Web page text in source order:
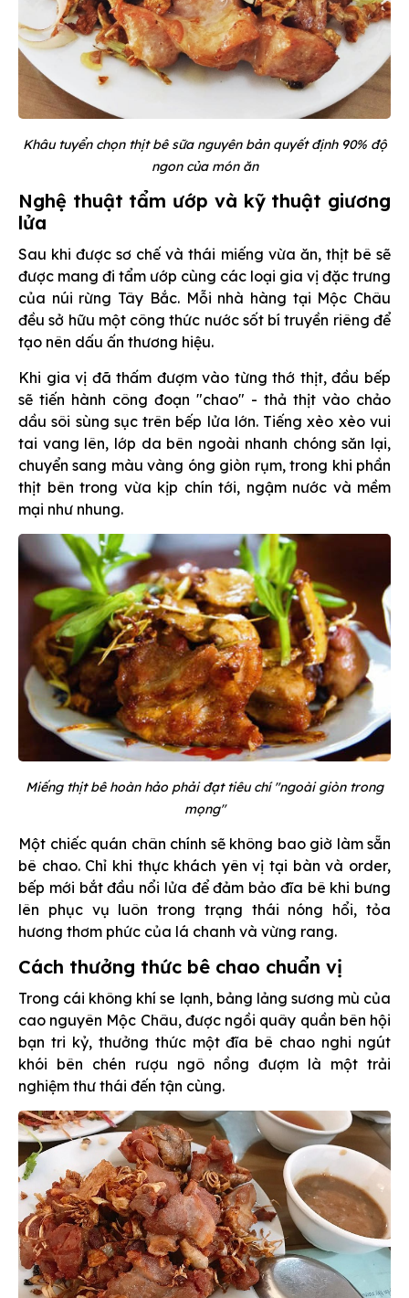
Khâu tuyển chọn thịt bê sữa nguyên bản quyết định 90% độ
ngon của món ăn
Nghệ thuật tẩm ướp và kỹ thuật giương
lửa
Sau khi được sơ chế và thái miếng vừa ăn, thịt bê sẽ
được mang đi tẩm ướp cùng các loại gia vị đặc trưng
của núi rừng Tây Bắc. Mỗi nhà hàng tại Mộc Châu
đều sở hữu một công thức nước sốt bí truyền riêng để
tạo nên dấu ấn thương hiệu.
Khi gia vị đã thấm đượm vào từng thớ thịt, đầu bếp
sẽ tiến hành công đoạn "chao" - thả thịt vào chảo
dầu sôi sùng sục trên bếp lửa lớn. Tiếng xèo xèo vui
tai vang lên, lớp da bên ngoài nhanh chóng săn lại,
chuyển sang màu vàng óng giòn rụm, trong khi phần
thịt bên trong vừa kịp chín tới, ngậm nước và mềm
mại như nhung.
Miếng thịt bê hoàn hảo phải đạt tiêu chí "ngoài giòn trong
mọng"
Một chiếc quán chân chính sẽ không bao giờ làm sẵn
bê chao. Chỉ khi thực khách yên vị tại bàn và order,
bếp mới bắt đầu nổi lửa để đảm bảo đĩa bê khi bưng
lên phục vụ luôn trong trạng thái nóng hổi, tỏa
hương thơm phức của lá chanh và vừng rang.
Cách thưởng thức bê chao chuẩn vị
Trong cái không khí se lạnh, bảng lảng sương mù của
cao nguyên Mộc Châu, được ngồi quây quần bên hội
bạn tri kỷ, thưởng thức một đĩa bê chao nghi ngút
khói bên chén rượu ngô nồng đượm là một trải
nghiệm thư thái đến tận cùng.